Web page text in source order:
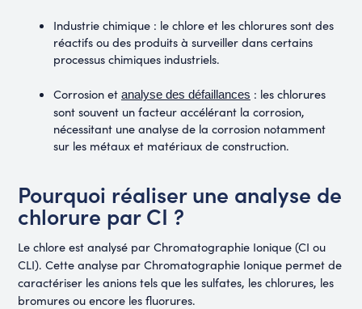
Industrie chimique : le chlore et les chlorures sont des
réactifs ou des produits à surveiller dans certains
processus chimiques industriels.
Corrosion et analyse des défaillances : les chlorures
sont souvent un facteur accélérant la corrosion,
nécessitant une analyse de la corrosion notamment
sur les métaux et matériaux de construction.
Pourquoi réaliser une analyse de
chlorure par CI ?
Le chlore est analysé par Chromatographie Ionique (CI ou
CLI). Cette analyse par Chromatographie Ionique permet de
caractériser les anions tels que les sulfates, les chlorures, les
bromures ou encore les fluorures.